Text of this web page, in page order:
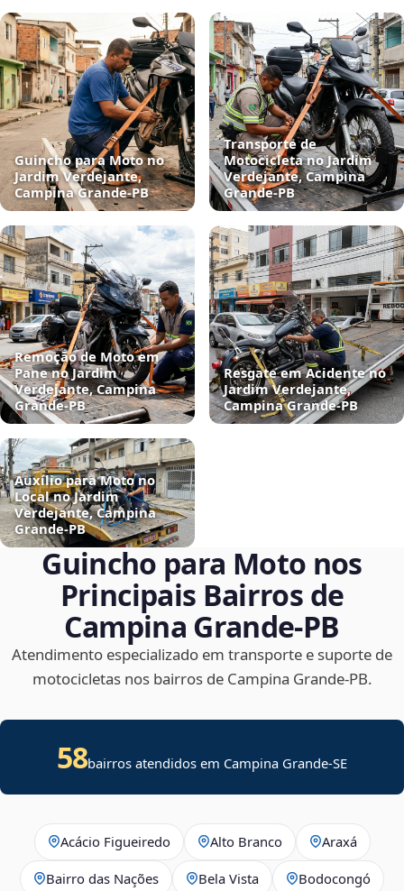
Guincho para Moto no
Jardim Verdejante,
Campina Grande‑PB
Transporte de
Motocicleta no Jardim
Verdejante, Campina
Grande‑PB
Remoção de Moto em
Pane no Jardim
Verdejante, Campina
Grande‑PB
Resgate em Acidente no
Jardim Verdejante,
Campina Grande‑PB
Auxílio para Moto no
Local no Jardim
Verdejante, Campina
Grande‑PB
Guincho para Moto nos
Principais Bairros de
Campina Grande‑PB
Atendimento especializado em transporte e suporte de
motocicletas nos bairros de Campina Grande‑PB.
58bairros atendidos em Campina Grande-SE
Acácio Figueiredo Alto Branco Araxá
Bairro das Nações Bela Vista Bodocongó